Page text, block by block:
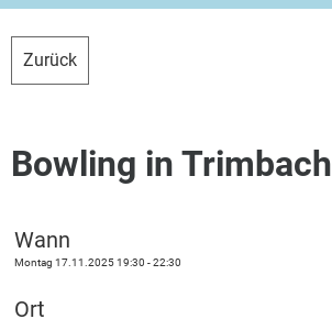
Zurück
Bowling in Trimbach
Wann
Montag 17.11.2025 19:30 - 22:30
Ort